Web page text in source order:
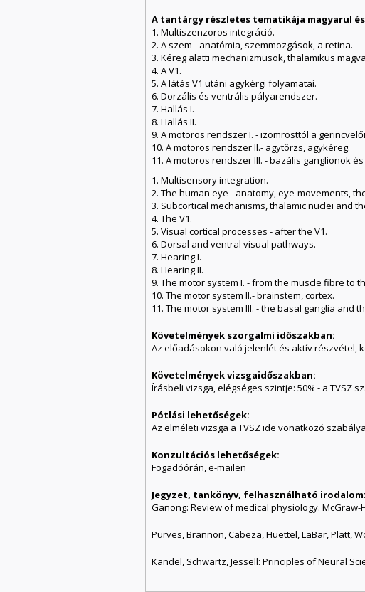
A tantárgy részletes tematikája magyarul
1. Multiszenzoros integráció.
2. A szem - anatómia, szemmozgások, a retina.
3. Kéreg alatti mechanizmusok, thalamikus
4. A V1.
5. A látás V1 utáni agykérgi folyamatai.
6. Dorzális és ventrális pályarendszer.
7. Hallás I.
8. Hallás II.
9. A motoros rendszer I. - izomrosttól a
10. A motoros rendszer II.- agytörzs, agykéreg.
11. A motoros rendszer III. - bazális ganglionok
1. Multisensory integration.
2. The human eye - anatomy, eye-movements,
3. Subcortical mechanisms, thalamic nuclei and
4. The V1.
5. Visual cortical processes - after the V1.
6. Dorsal and ventral visual pathways.
7. Hearing I.
8. Hearing II.
9. The motor system I. - from the muscle fibre to
10. The motor system II.- brainstem, cortex.
11. The motor system III. - the basal ganglia and
Követelmények szorgalmi időszakban:
Az előadásokon való jelenlét és aktív részvétel,
Követelmények vizsgaidőszakban:
Írásbeli vizsga, elégséges szintje: 50% - a TVSZ
Pótlási lehetőségek:
Az elméleti vizsga a TVSZ ide vonatkozó
Konzultációs lehetőségek:
Fogadóórán, e-mailen
Jegyzet, tankönyv, felhasználható irodalom:
Ganong: Review of medical physiology. McGraw-
Purves, Brannon, Cabeza, Huettel, LaBar, Platt,
Kandel, Schwartz, Jessell: Principles of Neural